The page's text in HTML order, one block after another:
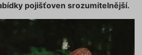
pojišťoven srozumitelnější.